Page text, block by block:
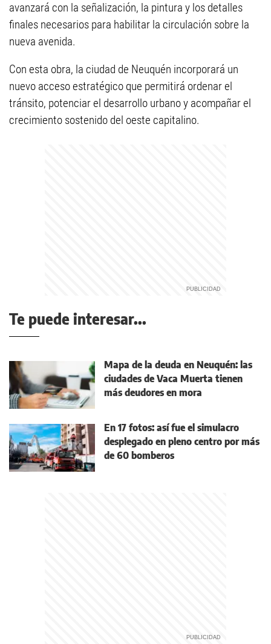
avanzará con la señalización, la pintura y los detalles
finales necesarios para habilitar la circulación sobre la
nueva avenida.
Con esta obra, la ciudad de Neuquén incorporará un
nuevo acceso estratégico que permitirá ordenar el
tránsito, potenciar el desarrollo urbano y acompañar el
crecimiento sostenido del oeste capitalino.
Te puede interesar...
Mapa de la deuda en Neuquén: las
ciudades de Vaca Muerta tienen
más deudores en mora
En 17 fotos: así fue el simulacro
desplegado en pleno centro por más
de 60 bomberos